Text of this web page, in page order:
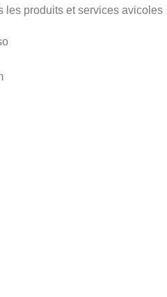
les produits et services avicoles